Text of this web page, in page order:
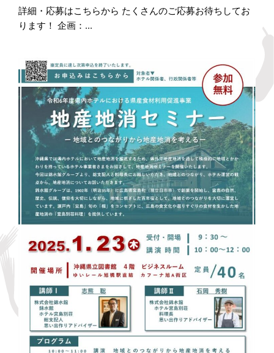
詳細・応募はこちらから たくさんのご応募お待ちしてお
ります！ 企画：...